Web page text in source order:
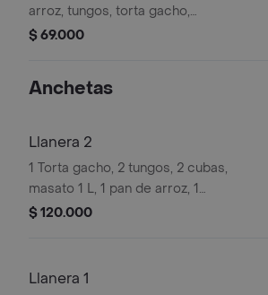
arroz, tungos, torta gacho,
entreverado, longaniza y tostadas de
$ 69.000
Anchetas
Llanera 2
1 Torta gacho, 2 tungos, 2 cubas,
masato 1 L, 1 pan de arroz, 1
entreverado, 1 longaniza, 2 mini
$ 120.000
Llanera 1